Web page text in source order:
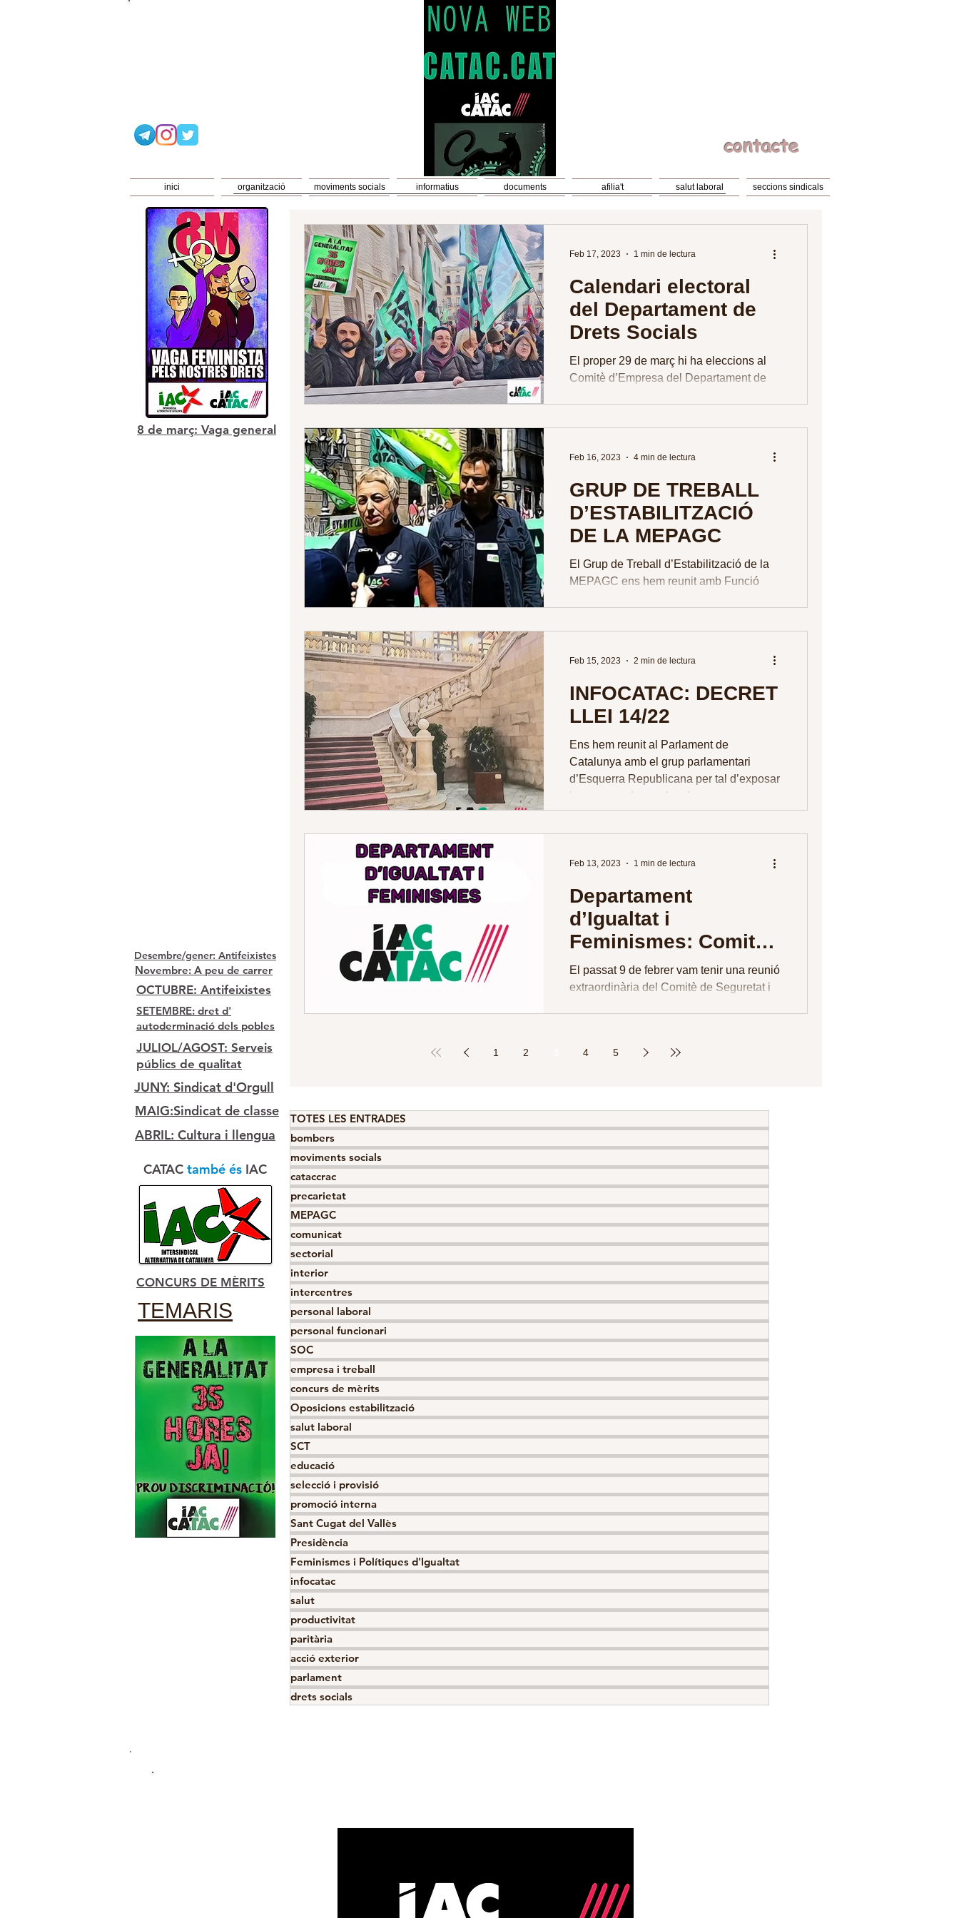
contacte
inici organització moviments socials informatius documents afilia't salut laboral seccions sindicals
Calendari electoral
del Departament de
Drets Socials
El proper 29 de març hi ha eleccions al
Comitè d’Empresa del Departament de
Feb 17, 2023 1 min de lectura
GRUP DE TREBALL
D’ESTABILITZACIÓ
DE LA MEPAGC
El Grup de Treball d’Estabilització de la
MEPAGC ens hem reunit amb Funció
Feb 16, 2023 4 min de lectura
INFOCATAC: DECRET
LLEI 14/22
Ens hem reunit al Parlament de
Catalunya amb el grup parlamentari
d’Esquerra Republicana per tal d’exposar
les nostres demandes de cara a...
Feb 15, 2023 2 min de lectura
Departament
d’Igualtat i
Feminismes: Comitè
de Seguretat i Salut
Laboral (9/2/23)
El passat 9 de febrer vam tenir una reunió
extraordinària del Comitè de Seguretat i
Feb 13, 2023 1 min de lectura
1 2 4 5
TOTES LES ENTRADES
bombers
moviments socials
cataccrac
precarietat
MEPAGC
comunicat
sectorial
interior
intercentres
personal laboral
personal funcionari
SOC
empresa i treball
concurs de mèrits
Oposicions estabilització
salut laboral
SCT
educació
selecció i provisió
promoció interna
Sant Cugat del Vallès
Presidència
Feminismes i Polítiques d'Igualtat
infocatac
salut
productivitat
paritària
acció exterior
parlament
drets socials
Desembre/gener: Antifeixistes
Novembre: A peu de carrer
OCTUBRE: Antifeixistes
SETEMBRE: dret d'
autoderminació dels pobles
JULIOL/AGOST: Serveis
públics de qualitat
JUNY: Sindicat d'Orgull
MAIG:Sindicat de classe
ABRIL: Cultura i llengua
CATAC també és IAC
CONCURS DE MÈRITS
TEMARIS
8 de març: Vaga general